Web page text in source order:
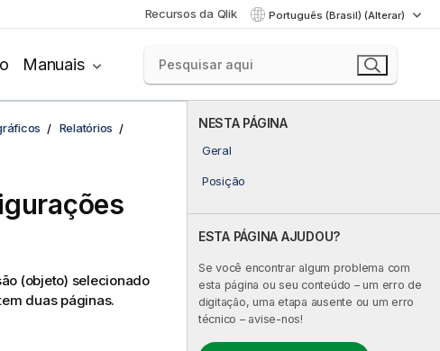
Recursos da Qlik Português (Brasil) (Alterar)
Manuais
NESTA PÁGINA
Geral
Posição
ESTA PÁGINA AJUDOU?
Se você encontrar algum problema com
esta página ou seu conteúdo – um erro de
digitação, uma etapa ausente ou um erro
técnico – avise-nos!
Relatórios
(objeto) selecionado
duas páginas.